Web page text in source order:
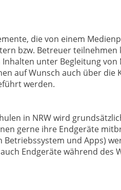
die von einem
bzw. Betreuer teilnehmen
unter Begleitung von
auf Wunsch auch über die
werden.
in NRW wird
gerne ihre Endgeräte
und Apps)
Endgeräte während des